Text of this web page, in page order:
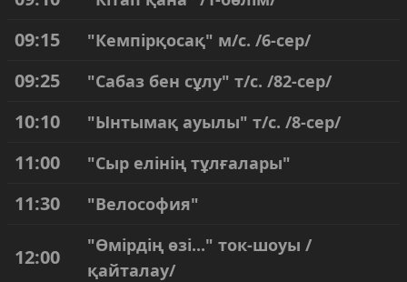
09:15 "Кемпірқосақ" м/с. /6-сер/
09:25 "Сабаз бен сұлу" т/с. /82-сер/
10:10 "Ынтымақ ауылы" т/с. /8-сер/
11:00 "Сыр елінің тұлғалары"
11:30 "Велософия"
12:00
"Өмірдің өзі..." ток-шоуы /
қайталау/